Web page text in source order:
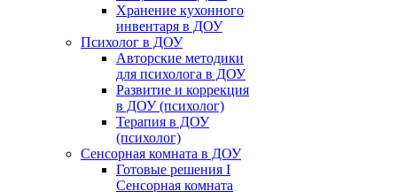
Хранение кухонного
инвентаря в ДОУ
Психолог в ДОУ
Авторские методики
для психолога в ДОУ
Развитие и коррекция
в ДОУ (психолог)
Терапия в ДОУ
(психолог)
Сенсорная комната в ДОУ
Готовые решения I
Сенсорная комната